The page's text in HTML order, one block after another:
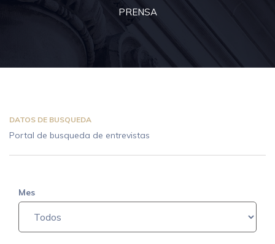
PRENSA
DATOS DE BUSQUEDA
Portal de busqueda de entrevistas
Mes